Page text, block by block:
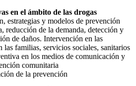
en el ámbito de las drogas
estrategias y modelos de prevención
reducción de la demanda, detección y
de daños. Intervención en las
las familias, servicios sociales, sanitarios
en los medios de comunicación y
comunitaria
de la prevención